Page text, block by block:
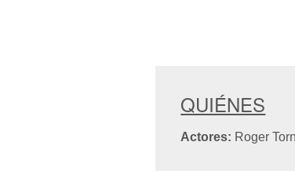
QUIÉNES
Actores: Roger